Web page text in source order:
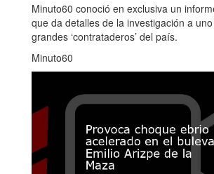
Minuto60 conoció en exclusiva un
que da detalles de la investigación a
grandes ‘contrataderos’ del país.
Minuto60